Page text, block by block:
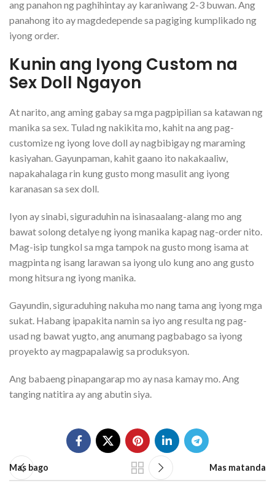
ang panahon ng paghihintay ay karaniwang 2-3 buwan. Ang
panahong ito ay magdedepende sa pagiging kumplikado ng
iyong order.
Kunin ang Iyong Custom na
Sex Doll Ngayon
At narito, ang aming gabay sa mga pagpipilian sa katawan ng
manika sa sex. Tulad ng nakikita mo, kahit na ang pag-
customize ng iyong love doll ay nagbibigay ng maraming
kasiyahan. Gayunpaman, kahit gaano ito nakakaaliw,
napakahalaga rin kung gusto mong masulit ang iyong
karanasan sa sex doll.
Iyon ay sinabi, siguraduhin na isinasaalang-alang mo ang
bawat solong detalye ng iyong manika kapag nag-order nito.
Mag-isip tungkol sa mga tampok na gusto mong isama at
magpinta ng isang larawan sa iyong ulo kung ano ang gusto
mong hitsura ng iyong manika.
Gayundin, siguraduhing nakuha mo nang tama ang iyong mga
sukat. Habang ipapakita namin sa iyo ang resulta ng pag-
usad ng bawat yugto, ang anumang pagbabago sa iyong
proyekto ay magpapalawig sa produksyon.
Ang babaeng pinapangarap mo ay nasa kamay mo. Ang
tanging natitira ay ang abutin siya.
Mas bago Mas matanda